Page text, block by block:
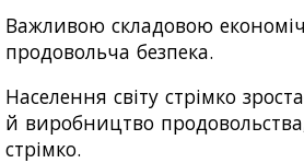
Важливою складовою
продовольча безпека.
Населення світу стрімко
й виробництво
стрімко.